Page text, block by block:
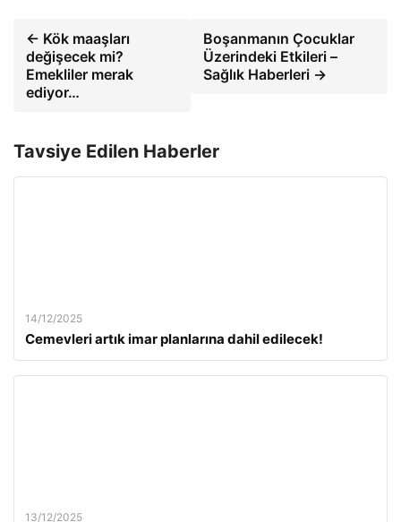
← Kök maaşları
değişecek mi?
Emekliler merak
ediyor…
Boşanmanın Çocuklar
Üzerindeki Etkileri –
Sağlık Haberleri →
Tavsiye Edilen Haberler
14/12/2025
Cemevleri artık imar planlarına dahil edilecek!
13/12/2025